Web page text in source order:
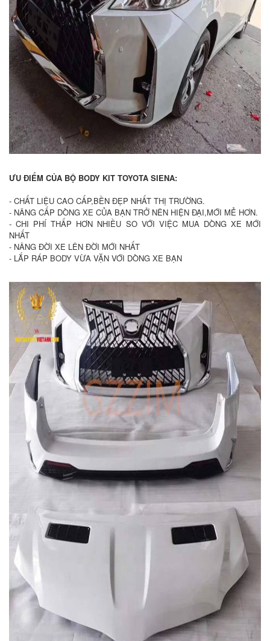
ƯU ĐIỂM CỦA BỘ BODY KIT TOYOTA SIENA:
- CHẤT LIỆU CAO CẤP,BỀN ĐẸP NHẤT THỊ TRƯỜNG.
- NÂNG CẤP DÒNG XE CỦA BẠN TRỞ NÊN HIỆN ĐẠI,MỚI MẺ HƠN.
- CHI PHÍ THẤP HƠN NHIỀU SO VỚI VIỆC MUA DÒNG XE MỚI
NHẤT
- NÂNG ĐỜI XE LÊN ĐỜI MỚI NHẤT
- LẮP RÁP BODY VỪA VẶN VỚI DÒNG XE BẠN